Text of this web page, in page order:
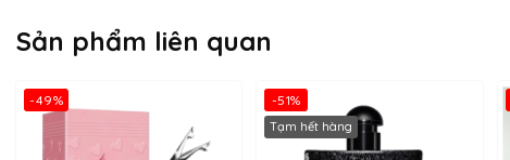
Sản phẩm liên quan
-49% -51%
Tạm hết hàng